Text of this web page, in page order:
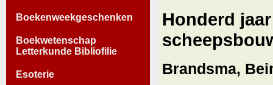
Boekenweekgeschenken
Boekwetenschap
Letterkunde Bibliofilie
Esoterie
Honderd
Brandsma,